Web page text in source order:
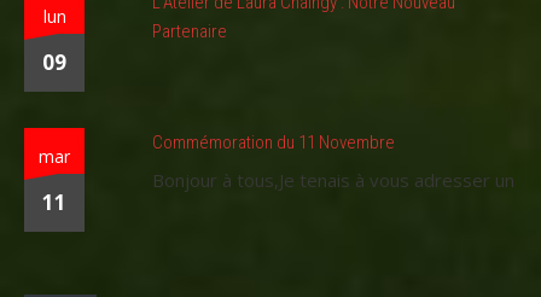
lun
09
Partenaire
mar
11
Commémoration du 11 Novembre
Bonjour à tous,Je tenais à vous adresser un